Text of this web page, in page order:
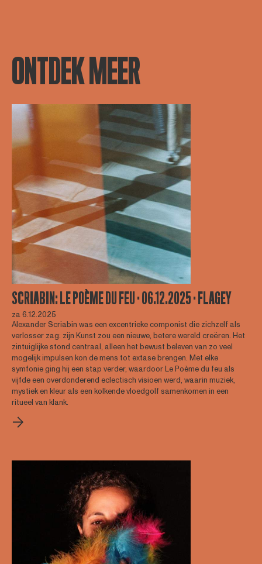
ONTDEK MEER
SCRIABIN: LE POÈME DU FEU · 06.12.2025 · FLAGEY
za 6.12.2025
Alexander Scriabin was een excentrieke componist die zichzelf als
verlosser zag: zijn Kunst zou een nieuwe, betere wereld creëren. Het
zintuiglijke stond centraal, alleen het bewust beleven van zo veel
mogelijk impulsen kon de mens tot extase brengen. Met elke
symfonie ging hij een stap verder, waardoor Le Poème du feu als
vijfde een overdonderend eclectisch visioen werd, waarin muziek,
mystiek en kleur als een kolkende vloedgolf samenkomen in een
ritueel van klank.